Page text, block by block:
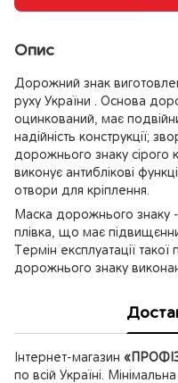
Опис
Дорожний знак
руху України . Основа
оцинкований, має
надійність конструкції;
дорожнього знаку
виконує антиблікові
отвори для кріплення.
Маска дорожнього знаку
плівка, що має
Термін експлуатації
дорожнього знаку
Інтернет-магазин
по всій Україні.